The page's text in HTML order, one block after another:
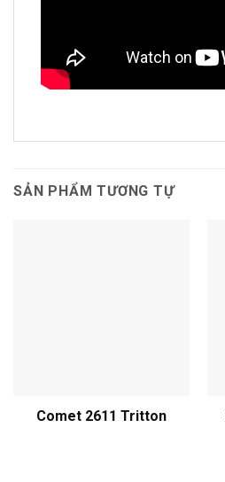
SẢN PHẨM TƯƠNG TỰ
Comet 2611 Tritton